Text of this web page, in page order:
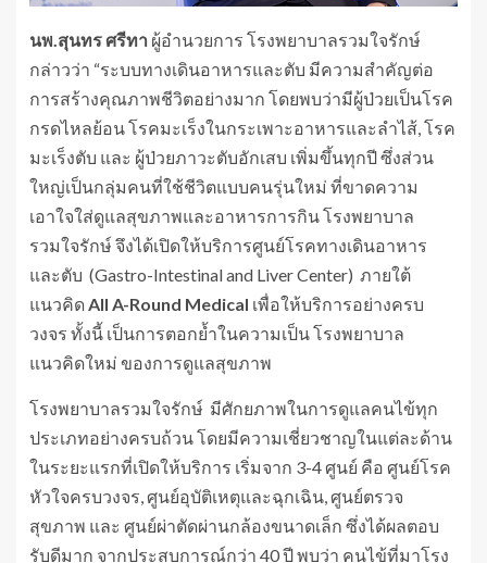
นพ.สุนทร ศรีทา ผู้อำนวยการ โรงพยาบาลรวมใจรักษ์
กล่าวว่า “ระบบทางเดินอาหารและตับ มีความสำคัญต่อ
การสร้างคุณภาพชีวิตอย่างมาก โดยพบว่ามีผู้ป่วยเป็นโรค
กรดไหลย้อน โรคมะเร็งในกระเพาะอาหารและลำไส้, โรค
มะเร็งตับ และ ผู้ป่วยภาวะตับอักเสบ เพิ่มขึ้นทุกปี ซึ่งส่วน
ใหญ่เป็นกลุ่มคนที่ใช้ชีวิตแบบคนรุ่นใหม่ ที่ขาดความ
เอาใจใส่ดูแลสุขภาพและอาหารการกิน โรงพยาบาล
รวมใจรักษ์ จึงได้เปิดให้บริการศูนย์โรคทางเดินอาหาร
และตับ (Gastro-Intestinal and Liver Center) ภายใต้
แนวคิด All A-Round Medical เพื่อให้บริการอย่างครบ
วงจร ทั้งนี้ เป็นการตอกย้ำในความเป็น โรงพยาบาล
แนวคิดใหม่ ของการดูแลสุขภาพ
โรงพยาบาลรวมใจรักษ์ มีศักยภาพในการดูแลคนไข้ทุก
ประเภทอย่างครบถ้วน โดยมีความเชี่ยวชาญในแต่ละด้าน
ในระยะแรกที่เปิดให้บริการ เริ่มจาก 3-4 ศูนย์ คือ ศูนย์โรค
หัวใจครบวงจร, ศูนย์อุบัติเหตุและฉุกเฉิน, ศูนย์ตรวจ
สุขภาพ และ ศูนย์ผ่าตัดผ่านกล้องขนาดเล็ก ซึ่งได้ผลตอบ
รับดีมาก จากประสบการณ์กว่า 40 ปี พบว่า คนไข้ที่มาโรง